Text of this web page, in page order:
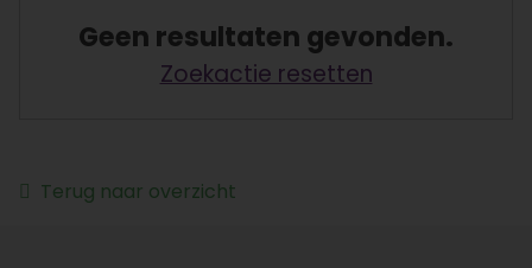
Geen resultaten gevonden.
Zoekactie resetten
Terug naar overzicht